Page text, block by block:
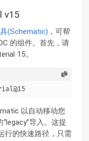
v15
(Schematic) ，可帮
的组件。首先，请
15。
以自动移动您
导入。这提
行的快速路径，只需